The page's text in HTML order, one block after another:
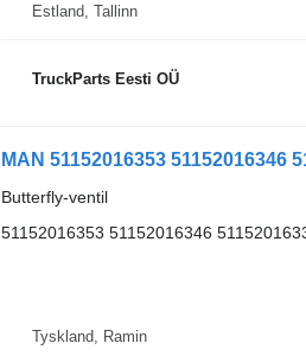
Estland, Tallinn
TruckParts Eesti OÜ
MAN 51152016353 51152016346
Butterfly-ventil
51152016353 51152016346
Tyskland, Ramin